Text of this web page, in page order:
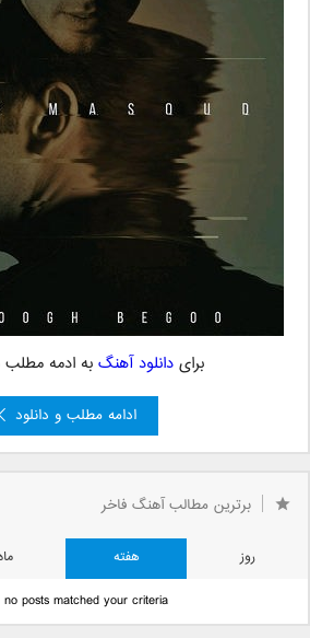
برای دانلود آهنگ به ادمه مطلب
ادامه مطلب و دانلود
برترین مطالب آهنگ فاخر
روز هفته
posts matched your criteria.